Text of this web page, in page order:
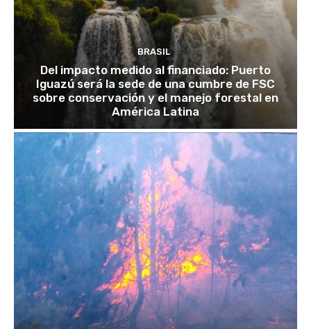
BRASIL
Del impacto medido al financiado: Puerto
Iguazú será la sede de una cumbre de FSC
sobre conservación y el manejo forestal en
América Latina